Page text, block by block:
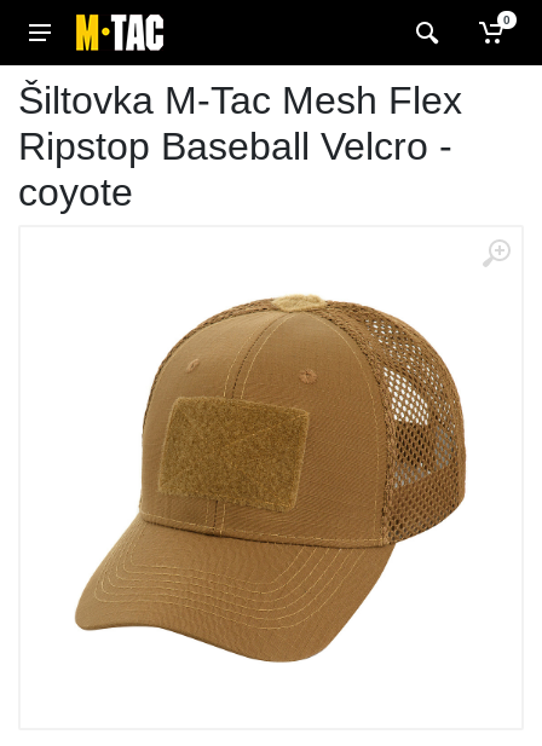
0
Šiltovka M-Tac Mesh Flex
Ripstop Baseball Velcro -
coyote